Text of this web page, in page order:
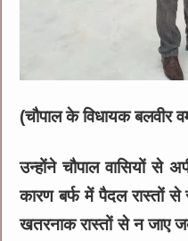
(चौपाल के विधायक बलवीर
उन्होंने चौपाल वासियों से
कारण बर्फ में पैदल
खतरनाक रास्तों से न जाए